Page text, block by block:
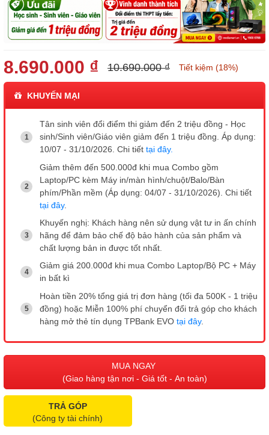
8.690.000 ₫ 10.690.000 ₫ Tiết kiệm (18%)
KHUYẾN MẠI
Tân sinh viên đổi điểm thi giảm đến 2 triệu đồng - Học
sinh/Sinh viên/Giáo viên giảm đến 1 triệu đồng. Áp dụng:
10/07 - 31/10/2026. Chi tiết tại đây.
Giảm thêm đến 500.000đ khi mua Combo gồm
Laptop/PC kèm Máy in/màn hình/chuột/Balo/Bàn
phím/Phần mềm (Áp dụng: 04/07 - 31/10/2026). Chi tiết
tại đây.
Khuyến nghị: Khách hàng nên sử dụng vật tư in ấn chính
hãng để đảm bảo chế độ bảo hành của sản phẩm và
chất lượng bản in được tốt nhất.
Giảm giá 200.000đ khi mua Combo Laptop/Bộ PC + Máy
in bất kì
Hoàn tiền 20% tổng giá trị đơn hàng (tối đa 500K - 1 triệu
đồng) hoặc Miễn 100% phí chuyển đổi trả góp cho khách
hàng mở thẻ tín dụng TPBank EVO tại đây.
MUA NGAY
(Giao hàng tận nơi - Giá tốt - An toàn)
TRẢ GÓP
(Công ty tài chính)